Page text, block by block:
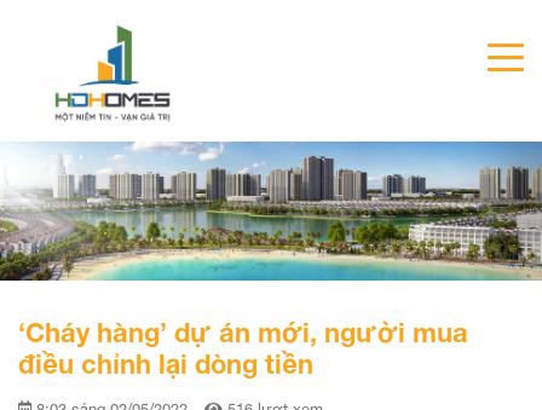
‘Cháy hàng’ dự án mới, người mua
điều chỉnh lại dòng tiền